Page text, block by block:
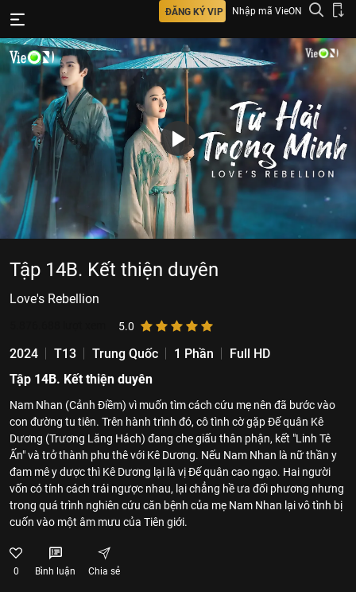
ĐĂNG KÝ VIP Nhập mã VieON
Tập 14B. Kết thiện duyên
Love's Rebellion
5.0
2024 T13 Trung Quốc 1 Phần
Full HD
Tập 14B. Kết thiện duyên
Nam Nhan (Cảnh Điềm) vì muốn tìm cách cứu mẹ nên đã bước vào
con đường tu tiên. Trên hành trình đó, cô tình cờ gặp Đế quân Kê
Dương (Trương Lăng Hách) đang che giấu thân phận, kết "Linh Tê
Ấn" và trở thành phu thê với Kê Dương. Nếu Nam Nhan là nữ thần y
đam mê y dược thì Kê Dương lại là vị Đế quân cao ngạo. Hai người
vốn có tính cách trái ngược nhau, lại chẳng hề ưa đối phương nhưng
trong quá trình nghiên cứu căn bệnh của mẹ Nam Nhan lại vô tình bị
cuốn vào một âm mưu của Tiên giới.
0 Bình luận Chia sẻ